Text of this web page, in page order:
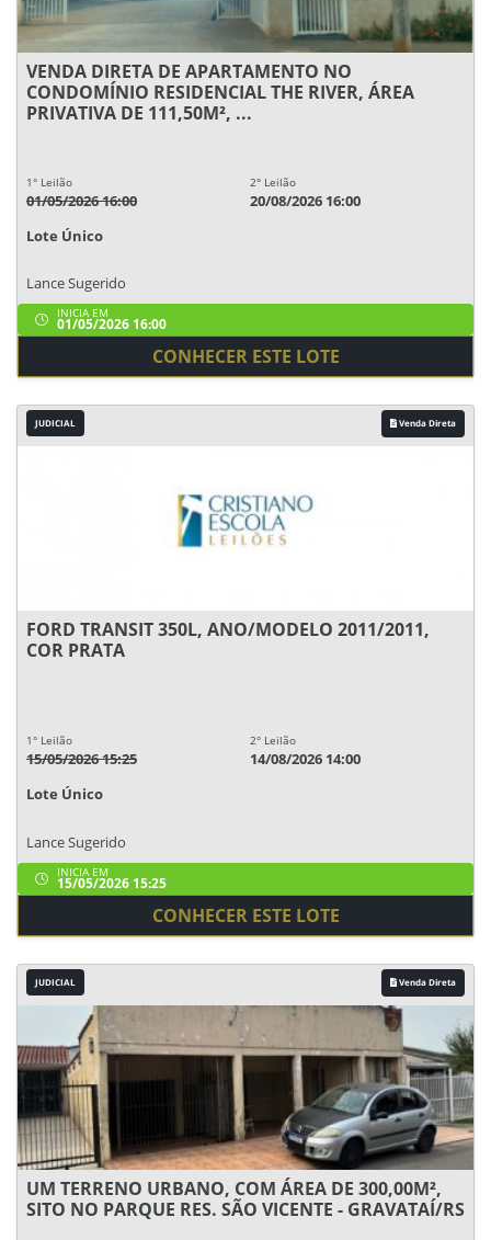
VENDA DIRETA DE APARTAMENTO NO
CONDOMÍNIO RESIDENCIAL THE RIVER, ÁREA
PRIVATIVA DE 111,50M², ...
1° Leilão
01/05/2026 16:00
2° Leilão
20/08/2026 16:00
Lote Único
Lance Sugerido
INICIA EM
01/05/2026 16:00
CONHECER ESTE LOTE
JUDICIAL Venda Direta
FORD TRANSIT 350L, ANO/MODELO 2011/2011,
COR PRATA
1° Leilão
15/05/2026 15:25
2° Leilão
14/08/2026 14:00
Lote Único
Lance Sugerido
INICIA EM
15/05/2026 15:25
CONHECER ESTE LOTE
JUDICIAL Venda Direta
UM TERRENO URBANO, COM ÁREA DE 300,00M²,
SITO NO PARQUE RES. SÃO VICENTE - GRAVATAÍ/RS